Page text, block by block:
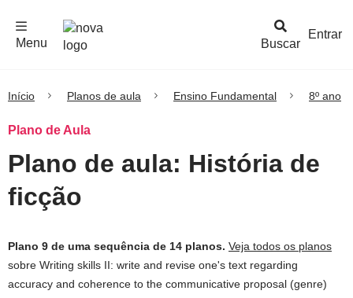
Buscar
Menu
Entrar
Início Planos de aula Ensino Fundamental 8º ano
Plano de Aula
Plano de aula: História de
ficção
Plano 9 de uma sequência de 14 planos. Veja todos os planos
sobre Writing skills II: write and revise one's text regarding
accuracy and coherence to the communicative proposal (genre)